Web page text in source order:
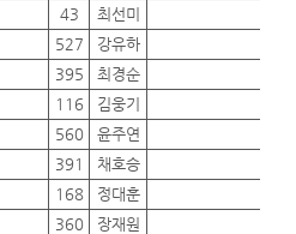
43 최선미
527 강유하
395 최경순
116 김웅기
560 윤주연
391 채호승
168 정대훈
360 장재원